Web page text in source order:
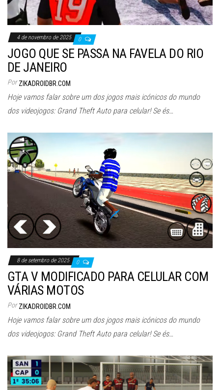
4 de novembro de 2025 0
JOGO QUE SE PASSA NA FAVELA DO RIO
DE JANEIRO
Por ZIKADROIDBR.COM
Hoje vamos falar sobre um dos jogos mais icónicos do mundo
dos videojogos: Grand Theft Auto para celular! Se és…
8 de setembro de 2025 0
GTA V MODIFICADO PARA CELULAR COM
VÁRIAS MOTOS
Por ZIKADROIDBR.COM
Hoje vamos falar sobre um dos jogos mais icónicos do mundo
dos videojogos: Grand Theft Auto para celular! Se és…